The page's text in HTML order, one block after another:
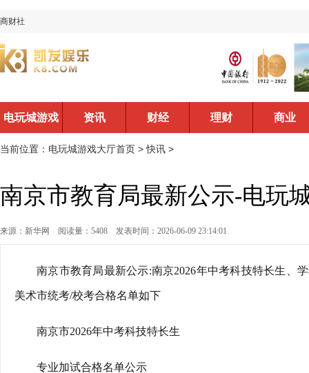
商财社
电玩城游戏
大厅首页
资讯 财经 理财 商业
当前位置： 电玩城游戏大厅首页 >快讯 >
南京市教育局最新公示-电玩
来源：新华网 阅读量：5408 发表时间：2026-06-09 23:14:01
南京市教育局最新公示:南京2026年中考科技特长生、
美术市统考/校考合格名单如下
南京市2026年中考科技特长生
专业加试合格名单公示